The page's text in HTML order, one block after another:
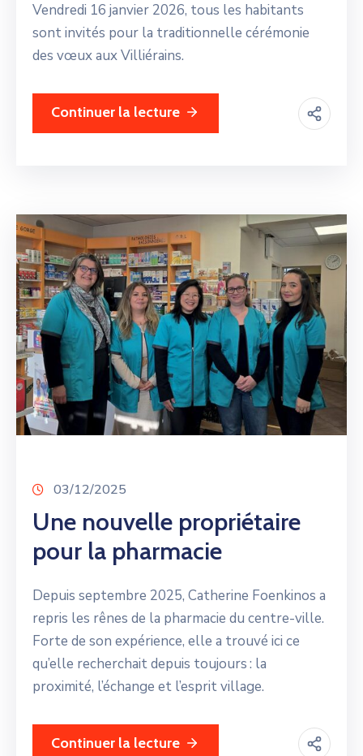
Vendredi 16 janvier 2026, tous les habitants
sont invités pour la traditionnelle cérémonie
des vœux aux Villiérains.
Continuer la lecture
03/12/2025
Une nouvelle propriétaire
pour la pharmacie
Depuis septembre 2025, Catherine Foenkinos a
repris les rênes de la pharmacie du centre-ville.
Forte de son expérience, elle a trouvé ici ce
qu’elle recherchait depuis toujours : la
proximité, l’échange et l’esprit village.
Continuer la lecture